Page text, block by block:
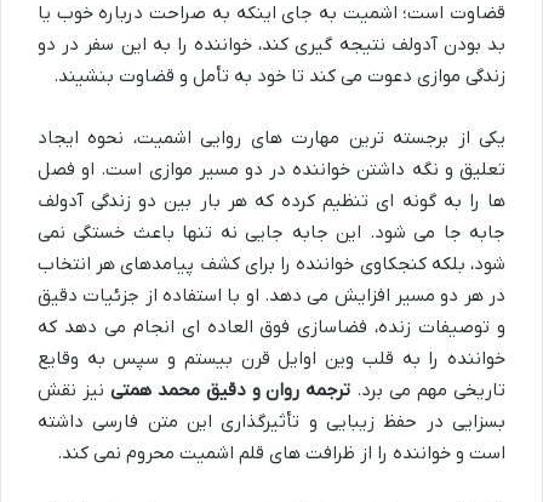
قضاوت است؛ اشمیت به جای اینکه به صراحت درباره خوب یا
بد بودن آدولف نتیجه گیری کند، خواننده را به این سفر در دو
زندگی موازی دعوت می کند تا خود به تأمل و قضاوت بنشیند.
یکی از برجسته ترین مهارت های روایی اشمیت، نحوه ایجاد
تعلیق و نگه داشتن خواننده در دو مسیر موازی است. او فصل
ها را به گونه ای تنظیم کرده که هر بار بین دو زندگی آدولف
جابه جا می شود. این جابه جایی نه تنها باعث خستگی نمی
شود، بلکه کنجکاوی خواننده را برای کشف پیامدهای هر انتخاب
در هر دو مسیر افزایش می دهد. او با استفاده از جزئیات دقیق
و توصیفات زنده، فضاسازی فوق العاده ای انجام می دهد که
خواننده را به قلب وین اوایل قرن بیستم و سپس به وقایع
تاریخی مهم می برد. ترجمه روان و دقیق محمد همتی نیز نقش
بسزایی در حفظ زیبایی و تأثیرگذاری این متن فارسی داشته
است و خواننده را از ظرافت های قلم اشمیت محروم نمی کند.